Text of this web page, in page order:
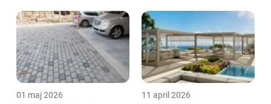
01 maj 2026 11 april 2026